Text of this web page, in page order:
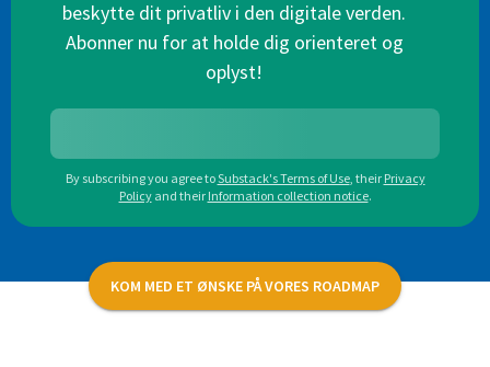
beskytte dit privatliv i den digitale verden.
Abonner nu for at holde dig orienteret og
oplyst!
By subscribing you agree toSubstack's Terms of Use, their Privacy
Policy and their Information collection notice.
KOM MED ET ØNSKE PÅ VORES ROADMAP